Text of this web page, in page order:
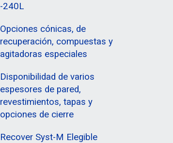
-240L
Opciones cónicas, de
recuperación, compuestas y
agitadoras especiales
Disponibilidad de varios
espesores de pared,
revestimientos, tapas y
opciones de cierre
Recover Syst-M Elegible